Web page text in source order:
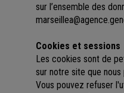
sur l’ensemble des
Cookies et sessions
Les cookies sont de
sur notre site que
Vous pouvez refuser